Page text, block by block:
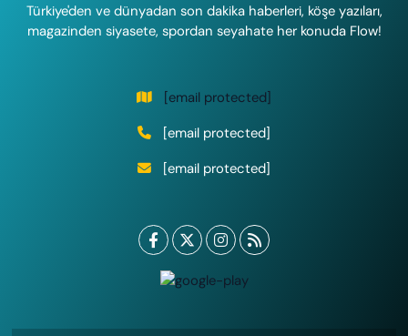
Türkiye'den ve dünyadan son dakika haberleri, köşe yazıları,
magazinden siyasete, spordan seyahate her konuda Flow!
[email protected]
[email protected]
[email protected]